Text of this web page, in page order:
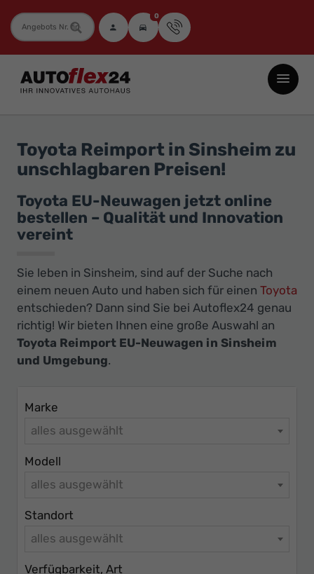
Fahrzeugnummer 0
Autoflex24
GmbH
Neuwagen
Jahreswagen
und
Gebrauchtwagen
zu
Preisen
-
Ihr
Innovatives
Autohaus
Toyota Reimport in Sinsheim zu
unschlagbaren Preisen!
Toyota EU-Neuwagen jetzt online
bestellen – Qualität und Innovation
vereint
Sie leben in Sinsheim, sind auf der Suche nach
einem neuen Auto und haben sich für einen Toyota
entschieden? Dann sind Sie bei Autoflex24 genau
richtig! Wir bieten Ihnen eine große Auswahl an
Toyota Reimport EU-Neuwagen in Sinsheim
und Umgebung.
Marke
alles ausgewählt
Modell
alles ausgewählt
Standort
alles ausgewählt
Verfügbarkeit, Art